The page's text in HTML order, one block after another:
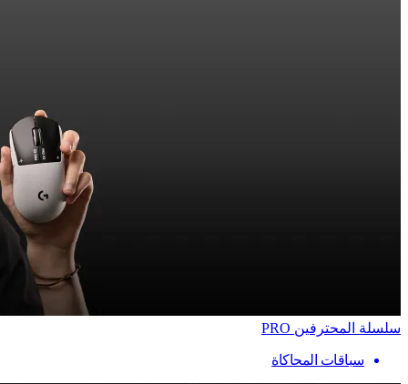
سلسلة المحترفين PRO
سباقات المحاكاة